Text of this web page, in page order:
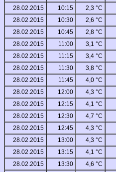
28.02.2015
10:15 2,3 °C
28.02.2015
10:30 2,6 °C
28.02.2015
10:45 2,8 °C
28.02.2015
11:00 3,1 °C
28.02.2015
11:15 3,4 °C
28.02.2015
11:30 3,8 °C
28.02.2015
11:45 4,0 °C
28.02.2015
12:00 4,3 °C
28.02.2015
12:15 4,1 °C
28.02.2015
12:30 4,7 °C
28.02.2015
12:45 4,3 °C
28.02.2015
13:00 4,3 °C
28.02.2015
13:15 4,1 °C
28.02.2015
13:30 4,6 °C